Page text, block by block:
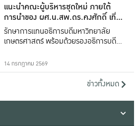
แนะนำคณะผู้บริหารชุดใหม่ ภายใต้
การนำของ ผศ.น.สพ.ดร.คงศักดิ์ เที่ยง
ธรรม
รักษาการแทนอธิการบดีมหาวิทยาลัย
เกษตรศาสตร์ พร้อมด้วยรองอธิการบดีทั้ง
14 กรกฎาคม 2569
ข่าวทั้งหมด